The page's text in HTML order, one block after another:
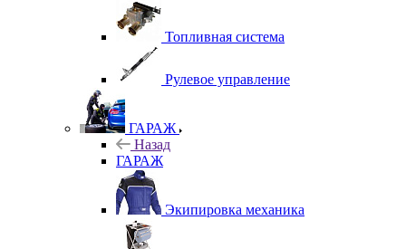
Топливная система
Рулевое управление
ГАРАЖ
Назад
ГАРАЖ
Экипировка механика